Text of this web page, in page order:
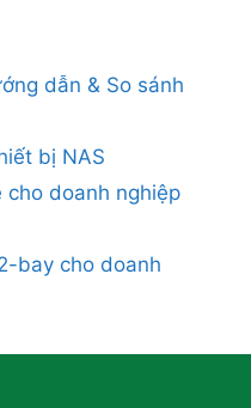
dẫn & So sánh
bị NAS
cho doanh nghiệp
bay cho doanh